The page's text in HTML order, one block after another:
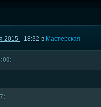
2015 - 18:32 в Мастерская